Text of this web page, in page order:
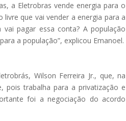
a Eletrobras vende energia para o
que vai vender a energia para a
pagar essa conta? A população
a população”, explicou Emanoel.
Wilson Ferreira Jr., que, na
pois trabalha para a privatização e
foi a negociação do acordo